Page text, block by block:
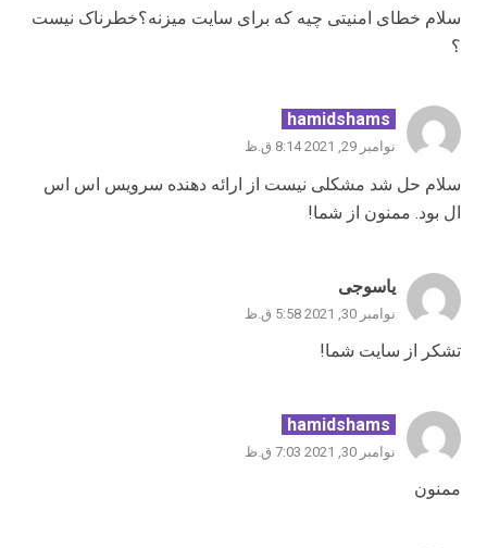
سلام خطای امنیتی چیه که برای سایت میزنه؟خطرناک نیست
؟
hamidshams
نوامبر 29, 2021 8:14 ق.ظ
سلام حل شد مشکلی نیست از ارائه دهنده سرویس اس اس
ال بود. ممنون از شما!
یاسوجی
نوامبر 30, 2021 5:58 ق.ظ
تشکر از سایت شما!
hamidshams
نوامبر 30, 2021 7:03 ق.ظ
ممنون